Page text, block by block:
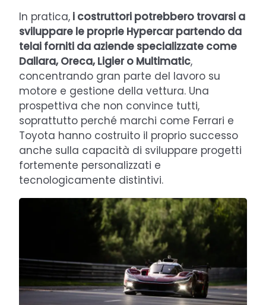
In pratica, i costruttori potrebbero trovarsi a
sviluppare le proprie Hypercar partendo da
telai forniti da aziende specializzate come
Dallara, Oreca, Ligier o Multimatic,
concentrando gran parte del lavoro su
motore e gestione della vettura. Una
prospettiva che non convince tutti,
soprattutto perché marchi come Ferrari e
Toyota hanno costruito il proprio successo
anche sulla capacità di sviluppare progetti
fortemente personalizzati e
tecnologicamente distintivi.